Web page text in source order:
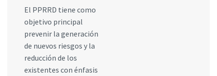
El PPRRD tiene como
objetivo principal
prevenir la generación
de nuevos riesgos y la
reducción de los
existentes con énfasis